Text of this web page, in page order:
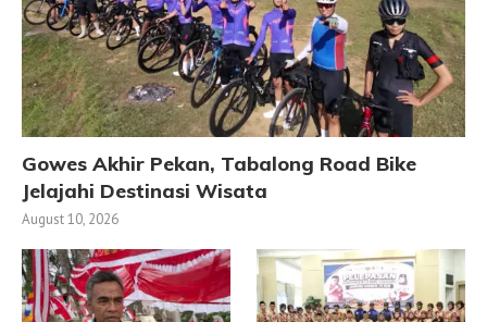
Gowes Akhir Pekan, Tabalong Road Bike
Jelajahi Destinasi Wisata
August 10, 2026